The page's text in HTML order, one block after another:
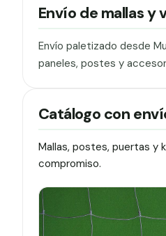
Envío de mallas y
Envío paletizado desde
paneles, postes y
Catálogo con
Mallas, postes, puertas y
compromiso.